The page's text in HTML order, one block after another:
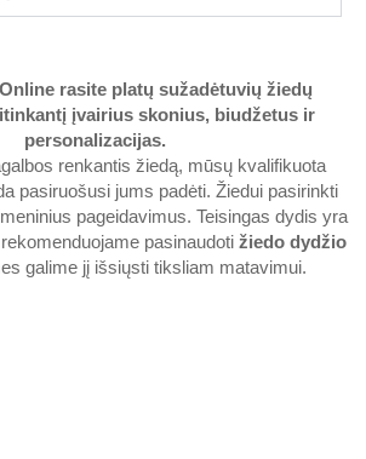
rasite platų sužadėtuvių žiedų
įvairius skonius, biudžetus ir
personalizacijas.
renkantis žiedą, mūsų kvalifikuota
pasiruošusi jums padėti. Žiedui pasirinkti
pageidavimus. Teisingas dydis yra
pasinaudoti žiedo dydžio
galime jį išsiųsti tiksliam matavimui.